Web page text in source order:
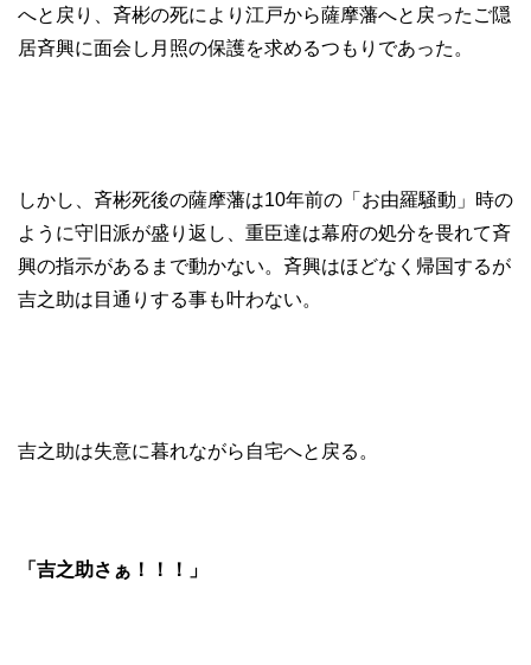
へと戻り、斉彬の死により江戸から薩摩藩へと戻ったご隠
居斉興に面会し月照の保護を求めるつもりであった。
しかし、斉彬死後の薩摩藩は10年前の「お由羅騒動」時の
ように守旧派が盛り返し、重臣達は幕府の処分を畏れて斉
興の指示があるまで動かない。斉興はほどなく帰国するが
吉之助は目通りする事も叶わない。
吉之助は失意に暮れながら自宅へと戻る。
「吉之助さぁ！！！」